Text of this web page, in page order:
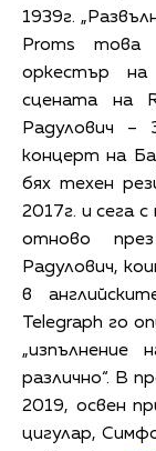
1939г.
Proms това
оркестър
сцената на
Радулович –
концерт на
бях техен
2017г. и сега
отново
Радулович,
в
Telegraph го
различно“. В
2019, освен
цигулар,